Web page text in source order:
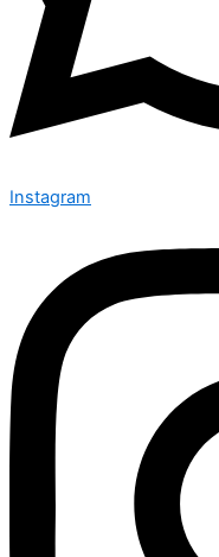
Instagram